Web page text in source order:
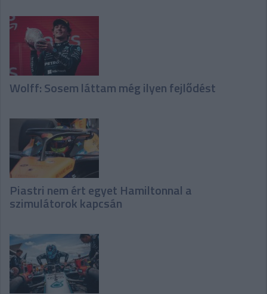
Wolff: Sosem láttam még ilyen fejlődést
Piastri nem ért egyet Hamiltonnal a
szimulátorok kapcsán